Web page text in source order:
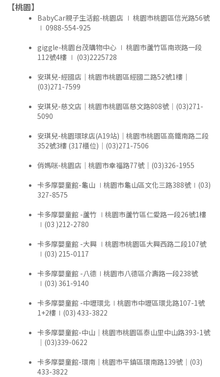
【桃園】
BabyCar親子生活館-桃園店 ∣ 桃園市桃園區信光路56號
∣ 0988-554-925
giggle-桃園台茂購物中心 ∣ 桃園市蘆竹區南崁路一段
112號4樓 ∣ (03)2225728
安琪兒-經國店｜桃園市桃園區經國二路52號1樓｜
(03)271-7599
安琪兒-慈文店｜桃園市桃園區慈文路808號｜(03)271-
5090
安琪兒-桃園環球店(A19站)｜桃園市桃園區高鐵南路二段
352號3樓 (317櫃位)｜(03)271-7506
俏媽咪-桃園店｜桃園市幸福路77號｜(03)326-1955
卡多摩嬰童館-龜山 ∣桃園市龜山區文化三路388號∣(03)
327-8575
卡多摩嬰童館 -蘆竹 ∣桃園市蘆竹區仁愛路一段26號1樓
∣(03 )212-2780
卡多摩嬰童館 -大興 ∣桃園市桃園區大興西路二段107號
∣(03) 215-0117
卡多摩嬰童館 -八德∣桃園市八德區介壽路一段238號
∣(03) 361-9140
卡多摩嬰童館 -中壢環北∣桃園市中壢區環北路107-1號
1+2樓∣(03) 433-3822
卡多摩嬰童館-中山｜桃園市桃園區泰山里中山路393-1號
｜(03)339-0622
卡多摩嬰童館-環南｜桃園市平鎮區環南路139號｜(03)
433-3822